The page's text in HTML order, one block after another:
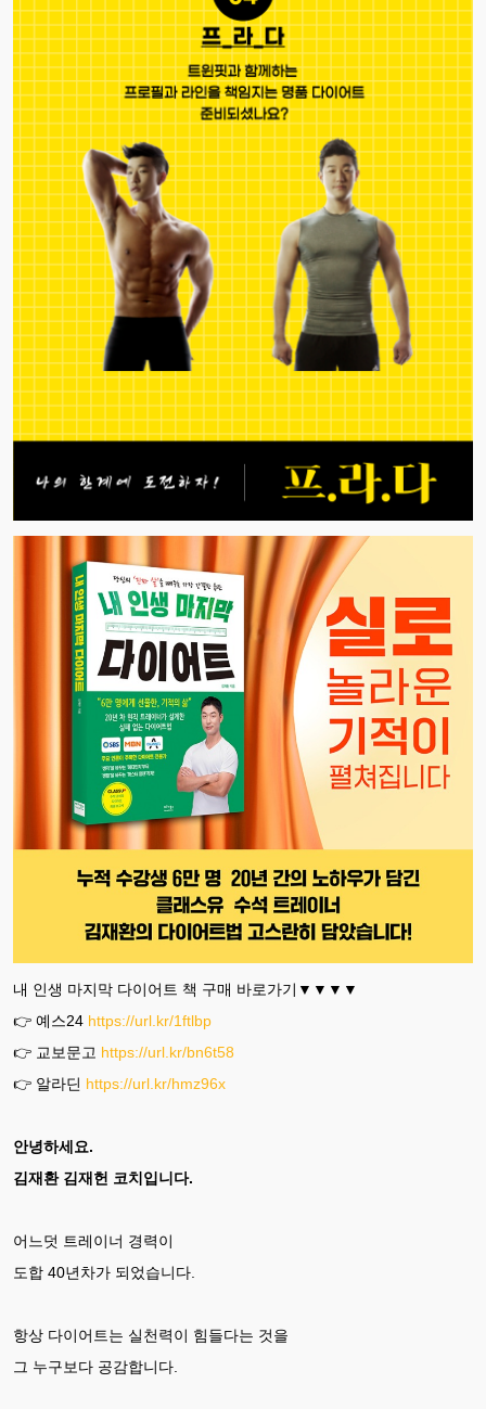
내 인생 마지막 다이어트 책 구매 바로가기▼▼▼▼
👉 예스24 https://url.kr/1ftlbp
👉 교보문고 https://url.kr/bn6t58
👉 알라딘 https://url.kr/hmz96x
안녕하세요.
김재환 김재헌 코치입니다.
어느덧 트레이너 경력이
도합 40년차가 되었습니다.
항상 다이어트는 실천력이 힘들다는 것을
그 누구보다 공감합니다.